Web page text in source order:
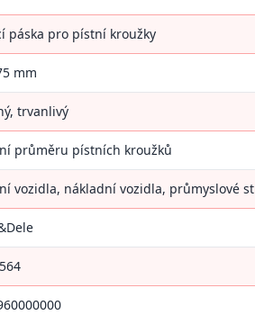
páska pro pístní kroužky
mm
trvanlivý
průměru pístních kroužků
vozidla, nákladní vozidla, průmyslové